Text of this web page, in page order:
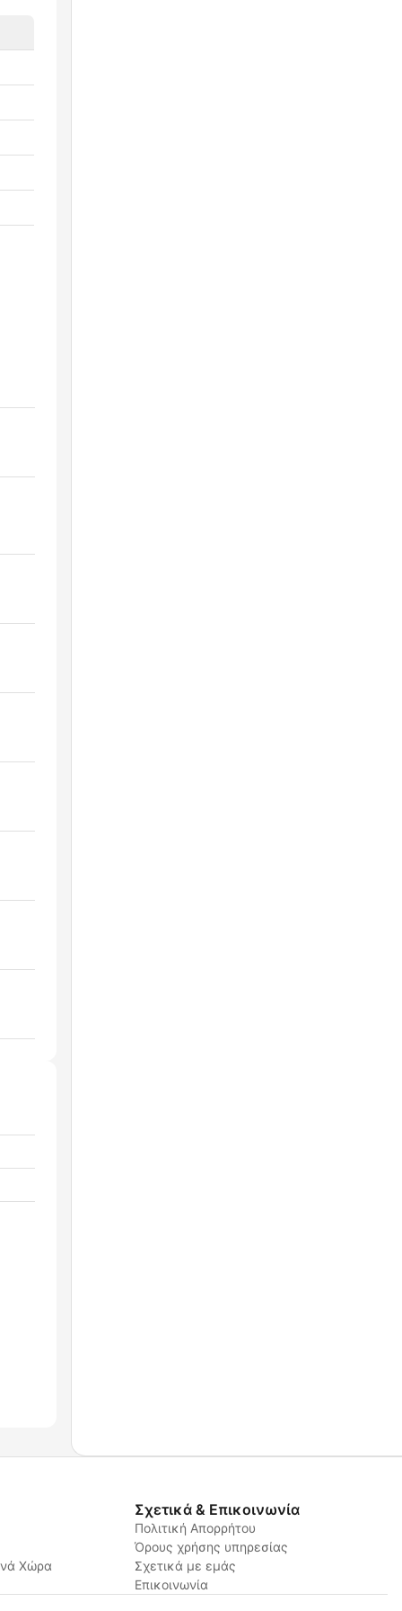
Χώρα
Σχετικά & Επικοινωνία
Πολιτική Απορρήτου
Όρους χρήσης υπηρεσίας
Σχετικά με εμάς
Επικοινωνία